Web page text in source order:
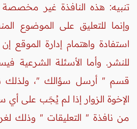
تنبيه: هذه النافذة غير مخصصة
وإنما للتعليق على الموضوع
استفادة واهتمام إدارة الموقع
للنشر. وأما الأسئلة الشرعية
قسم " أرسل سؤالك "، ولذلك
الإخوة الزوار إذا لم يُجَب على
من نافذة " التعليقات " وذلك